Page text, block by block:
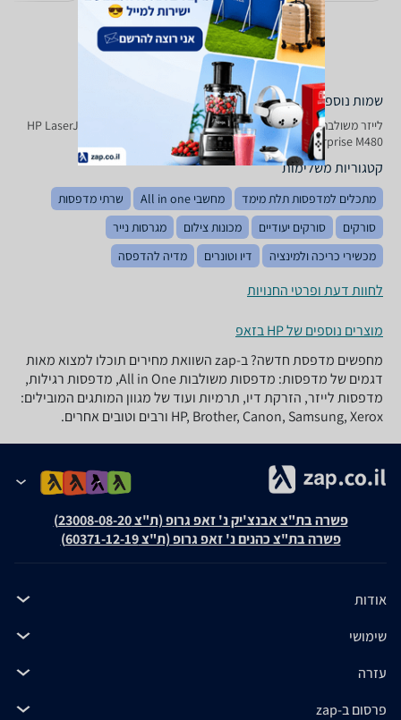
שמות נוספים לדגם
‏לייזר ‏משולבת HP LaserJet Enterprise M 480, LaserJet Enterprise M480
HP , HP LaserJet Enterprise M480
קטגוריות משלימות
מתכלים למדפסות תלת מימד מחשבי All in one
שרתי מדפסות
סורקים
סורקים יעודיים מכונות צילום
מגרסות נייר
מכשירי כריכה ולמינציה
דיו וטונרים מדיה להדפסה
לחוות דעת ופרטי החנויות
מוצרים נוספים של HP בזאפ
מחפשים מדפסת חדשה? ב-zap השוואת מחירים תוכלו למצוא מאות
דגמים של מדפסות: מדפסות משולבות All in One, מדפסות רגילות,
מדפסות לייזר, הזרקת דיו, תרמיות ועוד של מגוון המותגים המובילים:
HP, Brother, Canon, Samsung, Xerox ורבים וטובים אחרים.
פשרה בת"צ אבנצ'יק נ' זאפ גרופ (ת"צ 23008-08-20)
פשרה בת"צ כהנים נ' זאפ גרופ (ת"צ 60371-12-19)
אודות
שימושי
עזרה
פרסום ב-zap